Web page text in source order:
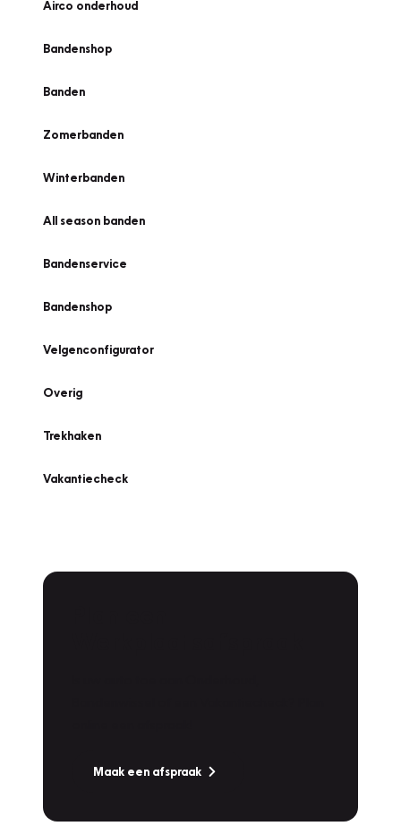
Airco onderhoud
Bandenshop
Banden
Zomerbanden
Winterbanden
All season banden
Bandenservice
Bandenshop
Velgenconfigurator
Overig
Trekhaken
Vakantiecheck
Maak een afspraak